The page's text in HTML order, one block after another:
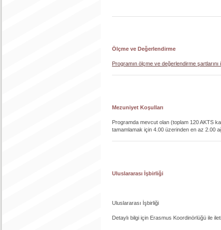
Ölçme ve Değerlendirme
Programın ölçme ve değerlendirme
Mezuniyet Koşulları
Programda mevcut olan (toplam 120 AKTS
tamamlamak için 4.00 üzerinden en az 2.00
Uluslararası İşbirliği
Uluslararası İşbirliği
Detaylı bilgi için Erasmus Koordinörlüğü ile